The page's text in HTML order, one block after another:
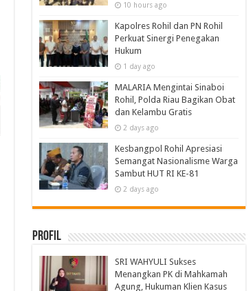
10 hours ago
Kapolres Rohil dan PN Rohil
Perkuat Sinergi Penegakan
Hukum
1 day ago
MALARIA Mengintai Sinaboi
Rohil, Polda Riau Bagikan Obat
dan Kelambu Gratis
2 days ago
Kesbangpol Rohil Apresiasi
Semangat Nasionalisme Warga
Sambut HUT RI KE-81
2 days ago
Profil
SRI WAHYULI Sukses
Menangkan PK di Mahkamah
Agung, Hukuman Klien Kasus